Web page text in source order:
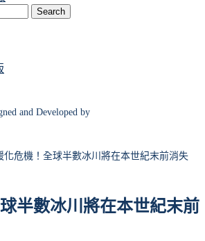
Search
and Developed by
化危機！全球半數冰川將在本世紀末前消失
半數冰川將在本世紀末前